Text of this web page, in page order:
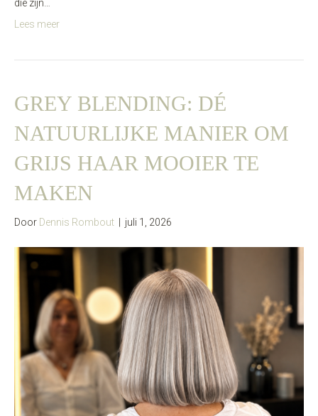
die zijn…
Lees meer
GREY BLENDING: DÉ
NATUURLIJKE MANIER OM
GRIJS HAAR MOOIER TE
MAKEN
Door Dennis Rombout juli 1, 2026